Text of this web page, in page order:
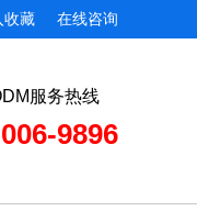
在线咨询
收藏
服务热线
9896